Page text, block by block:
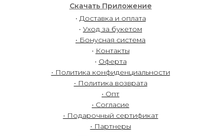
• Доставка и оплата
• Уход за букетом
• Бонусная система
• Контакты
• Оферта
• Политика конфиденциальности
• Политика возврата
• Опт
• Согласие
• Подарочный сертификат
• Партнеры
Скачать Приложение